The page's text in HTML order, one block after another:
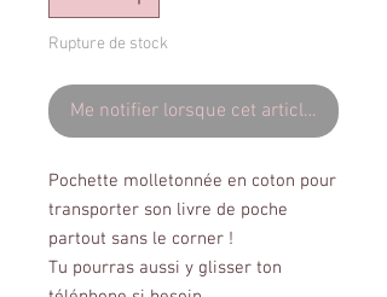
Rupture de stock
Me notifier lorsque cet article est
Pochette molletonnée en coton pour
transporter son livre de poche
partout sans le corner !
Tu pourras aussi y glisser ton